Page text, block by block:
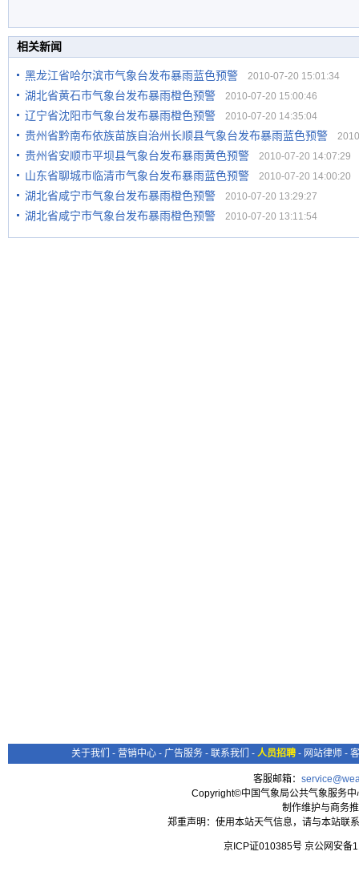
相关新闻
黑龙江省哈尔滨市气象台发布暴雨蓝色预警 2010-07-20 15:01:34
湖北省黄石市气象台发布暴雨橙色预警 2010-07-20 15:00:46
辽宁省沈阳市气象台发布暴雨橙色预警 2010-07-20 14:35:04
贵州省黔南布依族苗族自治州长顺县气象台发布暴雨蓝色预警
贵州省安顺市平坝县气象台发布暴雨黄色预警 2010-07-20 14:07:29
山东省聊城市临清市气象台发布暴雨蓝色预警 2010-07-20 14:00:20
湖北省咸宁市气象台发布暴雨橙色预警 2010-07-20 13:29:27
湖北省咸宁市气象台发布暴雨橙色预警 2010-07-20 13:11:54
关于我们 - 营销中心 - 广告服务 - 联系我们 - 人员招聘 - 网站律师 -
客服邮箱：
Copyright©中国气象局公共气象服务
制作维护与商务
郑重声明：使用本站天气信息，请与本站联
京ICP证010385号 京公网安备